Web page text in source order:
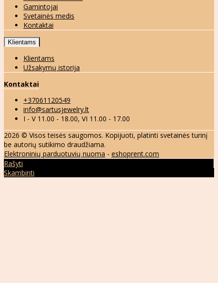
Gamintojai
Svetainės medis
Kontaktai
Klientams
Klientams
Užsakymų istorija
Kontaktai
+37061120549
info@sartusjewelry.lt
I - V 11.00 - 18.00, VI 11.00 - 17.00
2026 © Visos teisės saugomos. Kopijuoti, platinti svetainės turinį
be autorių sutikimo draudžiama.
Elektroninių parduotuvių nuoma - eshoprent.com
Rašyti
Skambinti